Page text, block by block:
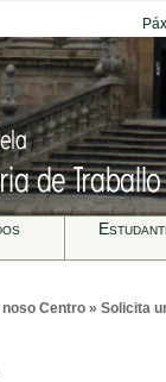
Centro » Solicita